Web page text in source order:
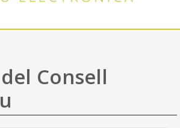
Utilitats
Ajuda
Consell